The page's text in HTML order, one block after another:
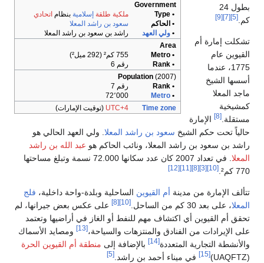
Government
• Type
ملكية طلقة إسلامية بنظام اتحادي
• الحاكم
سعود بن راشد المعلا
•ولي العهد
راشد بن سعود بن راشد المعلا
Area
• Metro
755 كم² (292 ميل²)
• Rank
رقم 6
Population (2007)
• Rank
رقم 7
•
Metro
72٬000
Time zone
UTC+4 (توقيت الإمارات)
بطول 24
كم. [5]
[7]
[9]
تشكلت إمارة أم
القيوين عام
1775، عندما
أسسها الشيخ
ماجد المعلا
كمشيخية
مستقلة. [8]
الإمارة
حالياً تحت حكم الشيخ سعود بن راشد المعلا . ولي العهد الحالي هو
راشد بن سعود بن راشد المعلا، ونائب الحاكم هو عبد الله بن راشد
المعلا
. في تعداد 2007 كان عدد سكانها 72.000 نسمة وتبلغ مساحتها
770 كم².
[10]
[3]
[8]
[11]
[12]
تتألف الإمارة من مدينة أم القيوين الساحلية وبلدة-واحة داخلية، فلج
المعلا، على بعد 30 كم من الساحل. [10]
[8]
على عكس بعض جيرانها، لم
تحقق أم القيوين أي اكتشاف مهم للنفط أو الغاز في أراضيها وتعتمد
على الإيرادات من الفنادق والمنتزهات والسياحة،[13]
ومصايد الأسماك
والأنشطة التجارية المتعددة[14] بالإضافة إلى منطقة أم القيوين الحرة
(UAQFTZ)
[15] في ميناء أحمد بن راشد. [5]